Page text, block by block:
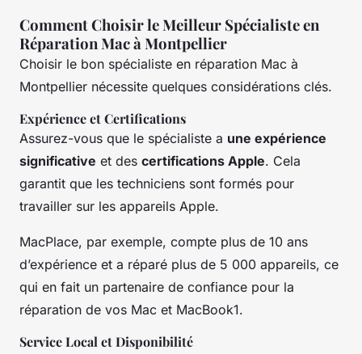
Comment Choisir le Meilleur Spécialiste en
Réparation Mac à Montpellier
Choisir le bon spécialiste en réparation Mac à
Montpellier nécessite quelques considérations clés.
Expérience et Certifications
Assurez-vous que le spécialiste a une expérience
significative et des certifications Apple. Cela
garantit que les techniciens sont formés pour
travailler sur les appareils Apple.
MacPlace, par exemple, compte plus de 10 ans
d’expérience et a réparé plus de 5 000 appareils, ce
qui en fait un partenaire de confiance pour la
réparation de vos Mac et MacBook1.
Service Local et Disponibilité